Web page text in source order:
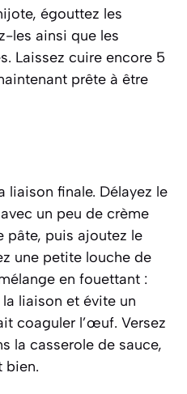
égouttez les
les ainsi que les
Laissez cuire encore 5
prête à être
liaison finale. Délayez le
un peu de crème
pâte, puis ajoutez le
une petite louche de
en fouettant :
liaison et évite un
coaguler l’œuf. Versez
la casserole de sauce,
bien.